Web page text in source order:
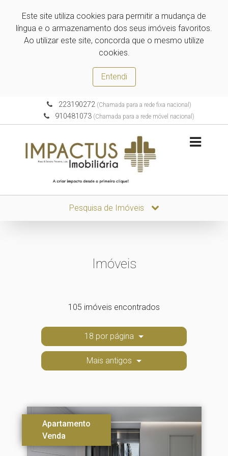
Este site utiliza cookies para permitir a mudança de
língua e o armazenamento dos seus imóveis favoritos.
Ao utilizar este site, concorda que o mesmo utilize
cookies.
Entendi
223190272(Chamada para a rede fixa nacional)
910481073 (Chamada para a rede móvel nacional)
Pesquisa de Imóveis
Imóveis
105 imóveis encontrados
18 por página
Mais antigos
Apartamento
Venda